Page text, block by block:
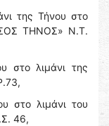
της Τήνου στο
ΤΗΝΟΣ» N.Τ.
στο λιμάνι της
στο λιμάνι του
46,